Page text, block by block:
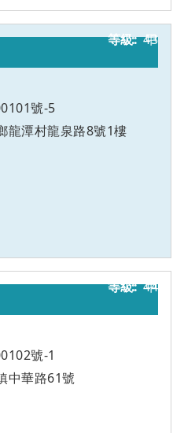
43
號-5
龍潭村龍泉路8號1樓
甲
44
號-1
中華路61號
甲